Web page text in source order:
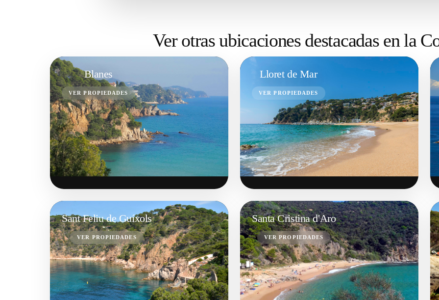
Ver otras ubicaciones destacadas en la
Blanes
VER PROPIEDADES
Lloret de Mar
VER PROPIEDADES
Sant Feliu de Guíxols
VER PROPIEDADES
Santa Cristina d'Aro
VER PROPIEDADES